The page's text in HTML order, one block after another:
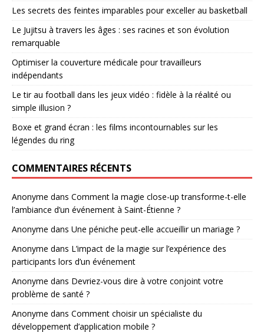
Les secrets des feintes imparables pour exceller au basketball
Le Jujitsu à travers les âges : ses racines et son évolution
remarquable
Optimiser la couverture médicale pour travailleurs
indépendants
Le tir au football dans les jeux vidéo : fidèle à la réalité ou
simple illusion ?
Boxe et grand écran : les films incontournables sur les
légendes du ring
COMMENTAIRES RÉCENTS
Anonyme dans Comment la magie close-up transforme-t-elle
l’ambiance d’un événement à Saint-Étienne ?
Anonyme dans Une péniche peut-elle accueillir un mariage ?
Anonyme dans L’impact de la magie sur l’expérience des
participants lors d’un événement
Anonyme dans Devriez-vous dire à votre conjoint votre
problème de santé ?
Anonyme dans Comment choisir un spécialiste du
développement d’application mobile ?